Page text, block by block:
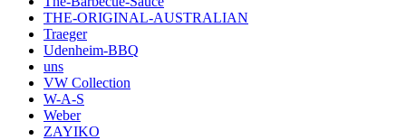
THE-ORIGINAL-AUSTRALIAN
Traeger
Udenheim-BBQ
uns
VW Collection
W-A-S
Weber
ZAYIKO